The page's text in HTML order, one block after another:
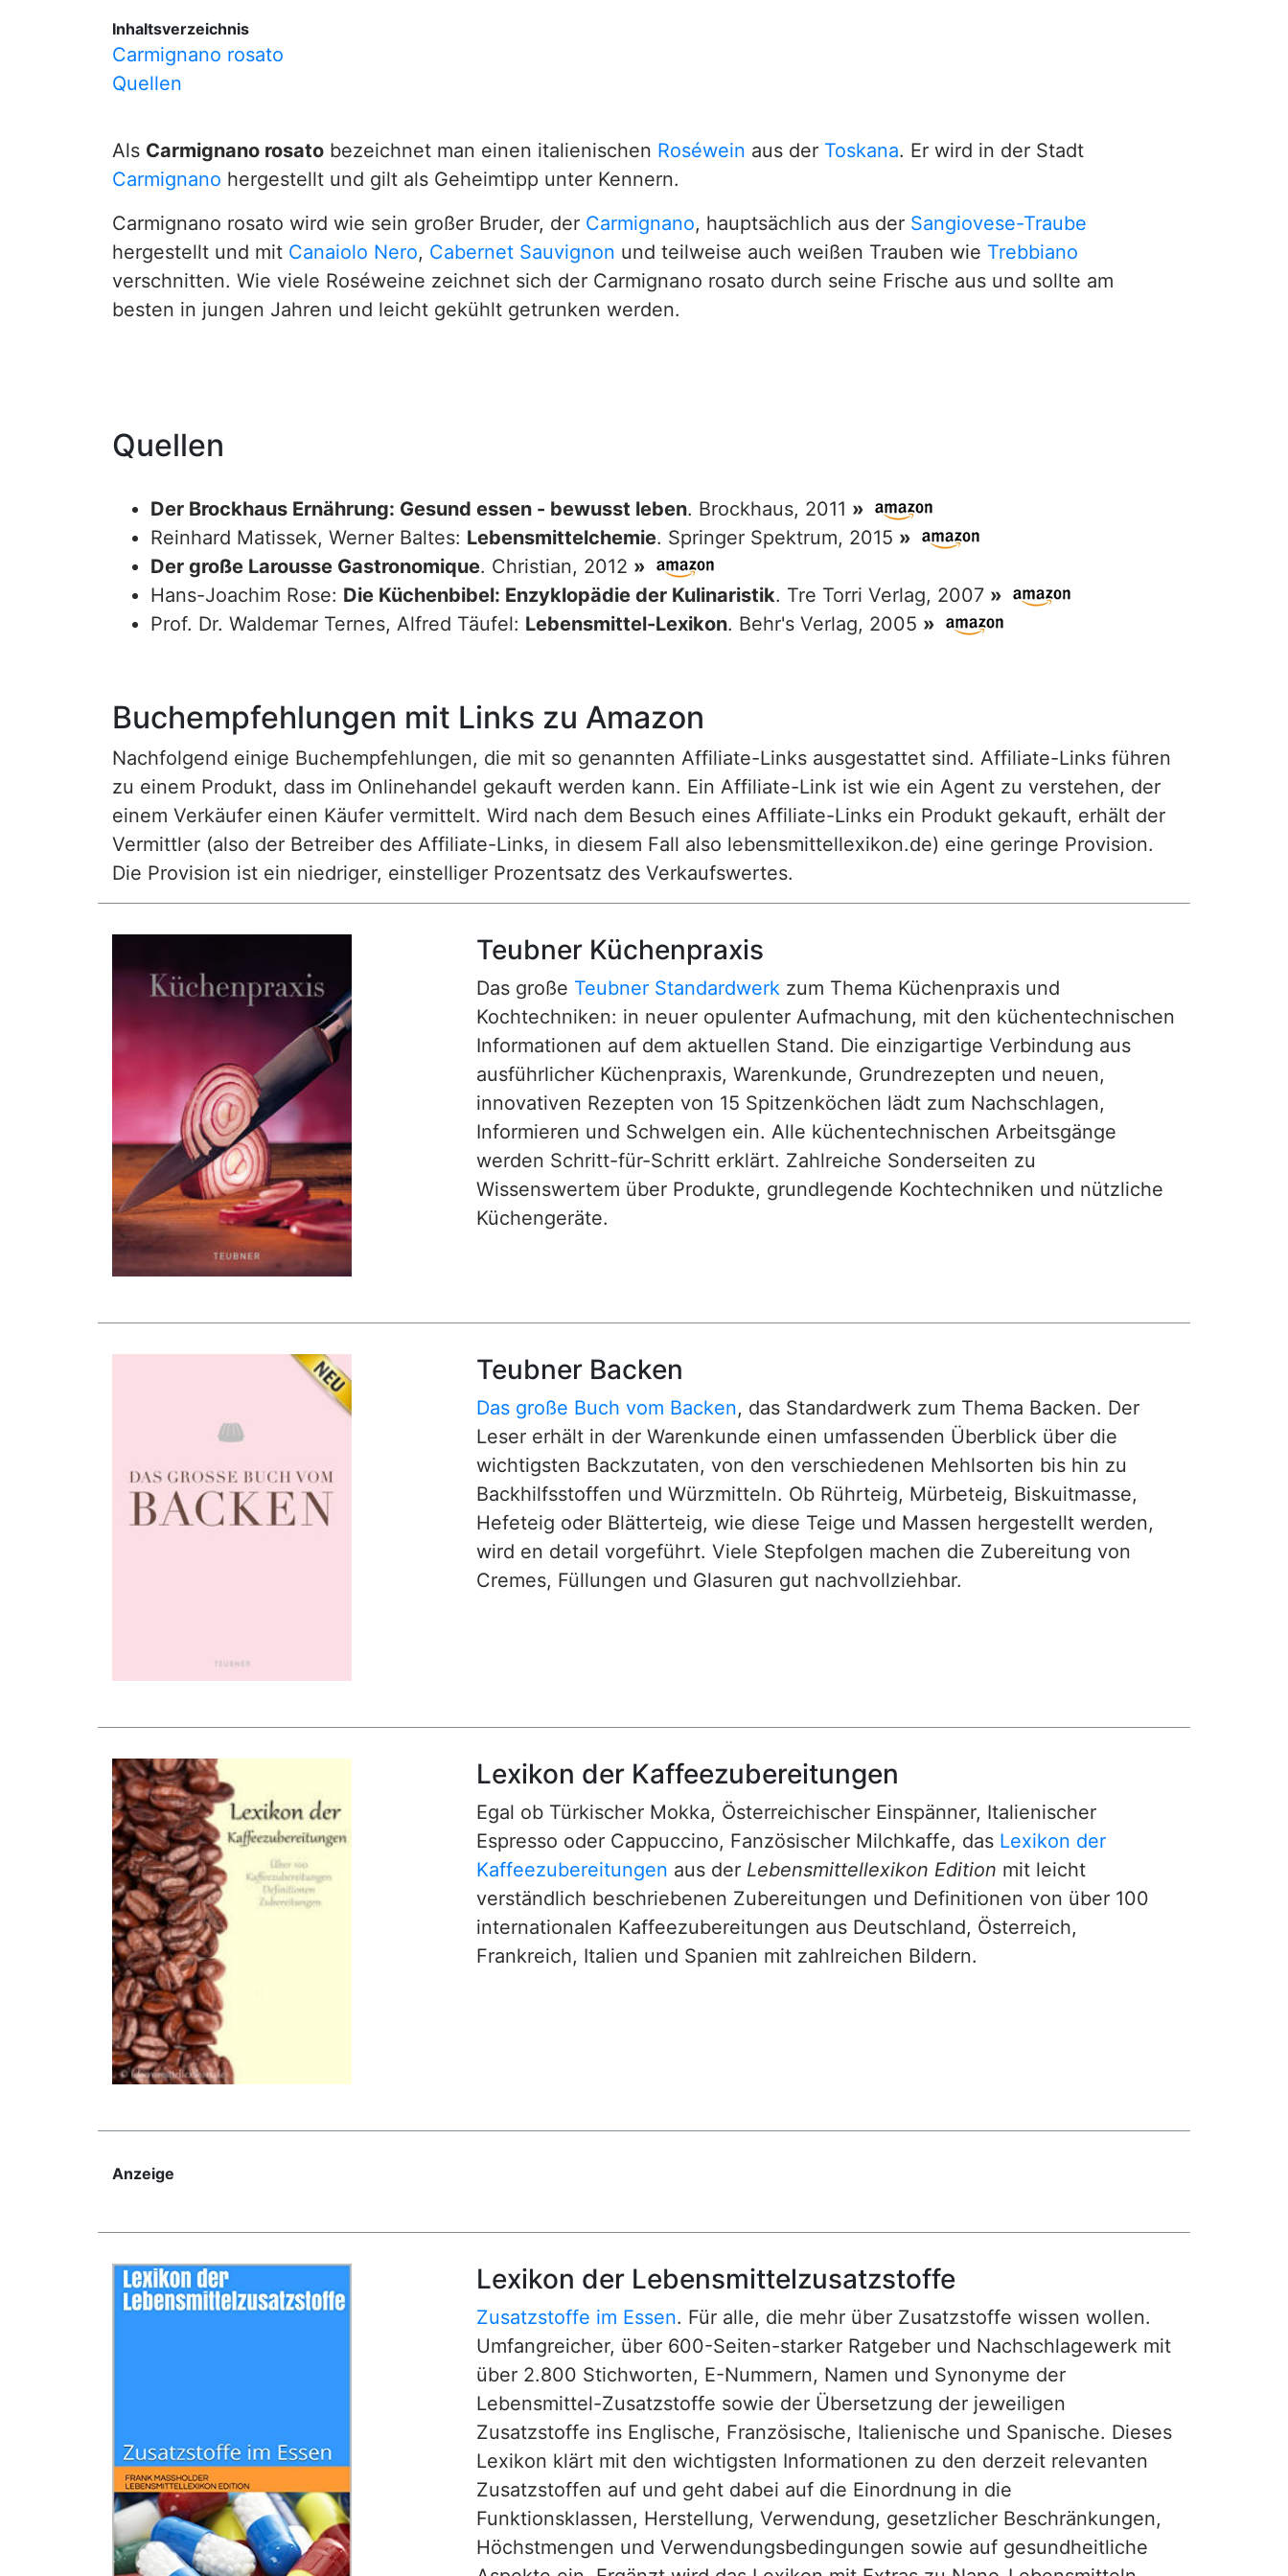
Inhaltsverzeichnis
Carmignano rosato
Quellen
Als Carmignano rosato bezeichnet man einen italienischen Roséwein aus der Toskana. Er wird in der Stadt
Carmignano hergestellt und gilt als Geheimtipp unter Kennern.
Carmignano rosato wird wie sein großer Bruder, der Carmignano, hauptsächlich aus der Sangiovese-Traube
hergestellt und mit Canaiolo Nero, Cabernet Sauvignon und teilweise auch weißen Trauben wie Trebbiano
verschnitten. Wie viele Roséweine zeichnet sich der Carmignano rosato durch seine Frische aus und sollte am
besten in jungen Jahren und leicht gekühlt getrunken werden.
Quellen
Der Brockhaus Ernährung: Gesund essen - bewusst leben. Brockhaus, 2011 »
Reinhard Matissek, Werner Baltes: Lebensmittelchemie. Springer Spektrum, 2015 »
Der große Larousse Gastronomique. Christian, 2012 »
Hans-Joachim Rose: Die Küchenbibel: Enzyklopädie der Kulinaristik. Tre Torri Verlag, 2007 »
Prof. Dr. Waldemar Ternes, Alfred Täufel: Lebensmittel-Lexikon. Behr's Verlag, 2005 »
Buchempfehlungen mit Links zu Amazon
Nachfolgend einige Buchempfehlungen, die mit so genannten Affiliate-Links ausgestattet sind. Affiliate-Links führen
zu einem Produkt, dass im Onlinehandel gekauft werden kann. Ein Affiliate-Link ist wie ein Agent zu verstehen, der
einem Verkäufer einen Käufer vermittelt. Wird nach dem Besuch eines Affiliate-Links ein Produkt gekauft, erhält der
Vermittler (also der Betreiber des Affiliate-Links, in diesem Fall also lebensmittellexikon.de) eine geringe Provision.
Die Provision ist ein niedriger, einstelliger Prozentsatz des Verkaufswertes.
Teubner Küchenpraxis
Das große Teubner Standardwerk zum Thema Küchenpraxis und
Kochtechniken: in neuer opulenter Aufmachung, mit den küchentechnischen
Informationen auf dem aktuellen Stand. Die einzigartige Verbindung aus
ausführlicher Küchenpraxis, Warenkunde, Grundrezepten und neuen,
innovativen Rezepten von 15 Spitzenköchen lädt zum Nachschlagen,
Informieren und Schwelgen ein. Alle küchentechnischen Arbeitsgänge
werden Schritt-für-Schritt erklärt. Zahlreiche Sonderseiten zu
Wissenswertem über Produkte, grundlegende Kochtechniken und nützliche
Küchengeräte.
Teubner Backen
Das große Buch vom Backen, das Standardwerk zum Thema Backen. Der
Leser erhält in der Warenkunde einen umfassenden Überblick über die
wichtigsten Backzutaten, von den verschiedenen Mehlsorten bis hin zu
Backhilfsstoffen und Würzmitteln. Ob Rührteig, Mürbeteig, Biskuitmasse,
Hefeteig oder Blätterteig, wie diese Teige und Massen hergestellt werden,
wird en detail vorgeführt. Viele Stepfolgen machen die Zubereitung von
Cremes, Füllungen und Glasuren gut nachvollziehbar.
Lexikon der Kaffeezubereitungen
Egal ob Türkischer Mokka, Österreichischer Einspänner, Italienischer
Espresso oder Cappuccino, Fanzösischer Milchkaffe, das Lexikon der
Kaffeezubereitungen aus der Lebensmittellexikon Edition mit leicht
verständlich beschriebenen Zubereitungen und Definitionen von über 100
internationalen Kaffeezubereitungen aus Deutschland, Österreich,
Frankreich, Italien und Spanien mit zahlreichen Bildern.
Anzeige
Lexikon der Lebensmittelzusatzstoffe
Zusatzstoffe im Essen. Für alle, die mehr über Zusatzstoffe wissen wollen.
Umfangreicher, über 600-Seiten-starker Ratgeber und Nachschlagewerk mit
über 2.800 Stichworten, E-Nummern, Namen und Synonyme der
Lebensmittel-Zusatzstoffe sowie der Übersetzung der jeweiligen
Zusatzstoffe ins Englische, Französische, Italienische und Spanische. Dieses
Lexikon klärt mit den wichtigsten Informationen zu den derzeit relevanten
Zusatzstoffen auf und geht dabei auf die Einordnung in die
Funktionsklassen, Herstellung, Verwendung, gesetzlicher Beschränkungen,
Höchstmengen und Verwendungsbedingungen sowie auf gesundheitliche